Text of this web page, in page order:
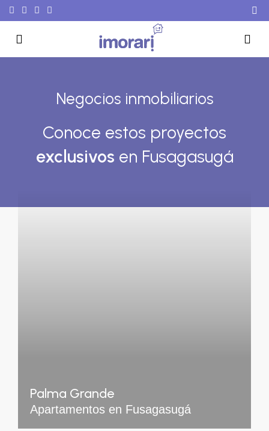
Negocios inmobiliarios
Conoce estos proyectos
exclusivos en Fusagasugá
Palma Grande
Apartamentos en Fusagasugá